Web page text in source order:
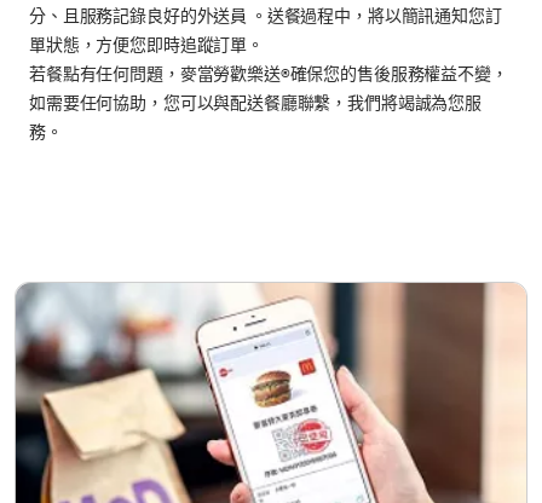
分、且服務記錄良好的外送員 。送餐過程中，將以簡訊通知您訂
單狀態，方便您即時追蹤訂單。
若餐點有任何問題，麥當勞歡樂送®確保您的售後服務權益不變，
如需要任何協助，您可以與配送餐廳聯繫，我們將竭誠為您服
務。